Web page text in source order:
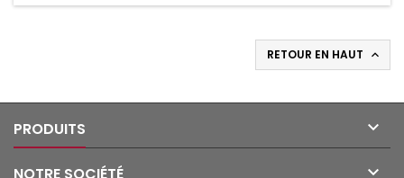
RETOUR EN HAUT 
PRODUITS 
NOTRE SOCIÉTÉ 